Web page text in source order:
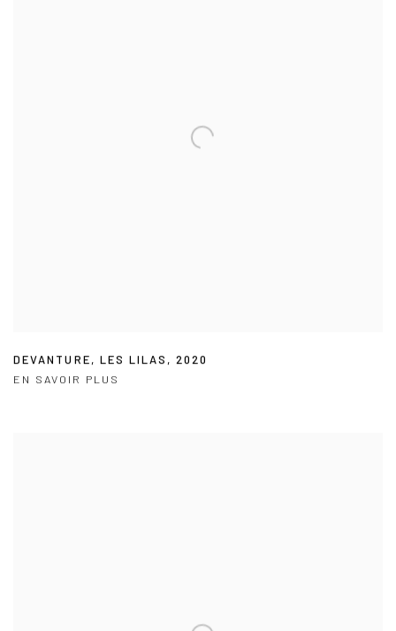
DEVANTURE, LES LILAS , 2020
EN SAVOIR PLUS